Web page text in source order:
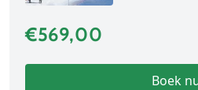
€569,00
Boek